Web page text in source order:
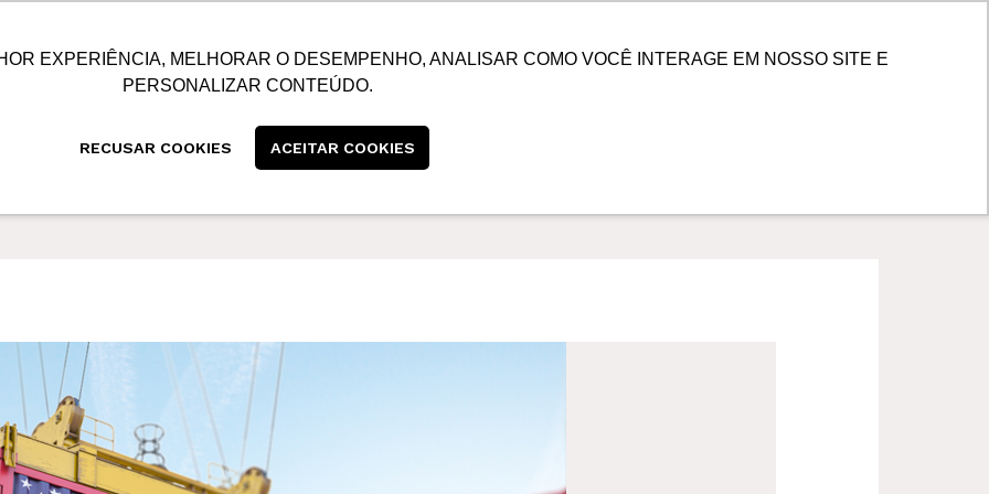
EXPERIÊNCIA, MELHORAR O DESEMPENHO, ANALISAR COMO VOCÊ INTERAGE EM NOSSO SITE E
PERSONALIZAR CONTEÚDO.
RECUSAR COOKIES ACEITAR COOKIES
SUSTENTABILIDADE BLOG CONTATO CENTRAL DE CLIENTES